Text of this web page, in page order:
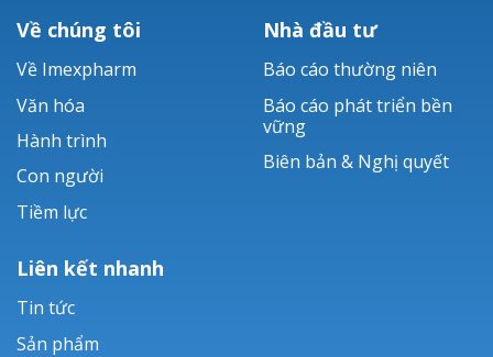
Về chúng tôi
Về Imexpharm
Văn hóa
Hành trình
Con người
Tiềm lực
Nhà đầu tư
Báo cáo thường niên
Báo cáo phát triển bền
vững
Biên bản & Nghị quyết
Liên kết nhanh
Tin tức
Sản phẩm